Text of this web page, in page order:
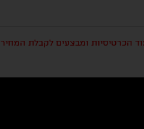
הכרטיסיות ומבצעים לקבלת המחיר